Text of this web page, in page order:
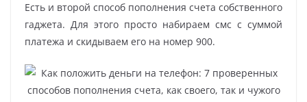
Есть и второй способ пополнения счета собственного
гаджета. Для этого просто набираем смс с суммой
платежа и скидываем его на номер 900.